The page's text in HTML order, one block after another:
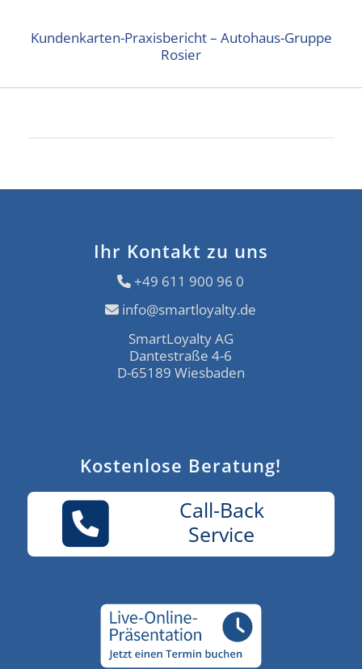
Kundenkarten-Praxisbericht – Autohaus-Gruppe
Rosier
Ihr Kontakt zu uns
+49 611 900 96 0
info@smartloyalty.de
SmartLoyalty AG
Dantestraße 4-6
D-65189 Wiesbaden
Kostenlose Beratung!
Call-Back
Service